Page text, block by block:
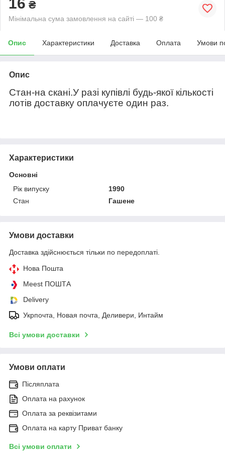
₴
Мінімальна сума замовлення на сайті — 100 ₴
Опис Характеристики Доставка Оплата Умови
Опис
Стан-на скані.У разі купівлі будь-якої кількості
лотів доставку оплачуєте один раз.
Характеристики
Основні
Рік випуску
1990
Стан
Гашене
Умови доставки
Доставка здійснюється тільки по передоплаті.
Нова Пошта
Meest ПОШТА
Delivery
Укрпочта, Новая почта, Деливери, Интайм
Всі умови доставки
Умови оплати
Післяплата
Оплата на рахунок
Оплата за реквізитами
Оплата на карту Приват банку
Всі умови оплати